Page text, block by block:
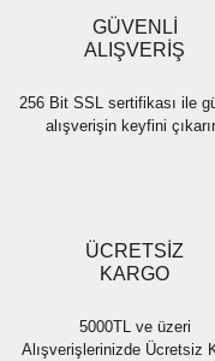
Ürün fiyatı diğer
Bu ürüne benzer farklı
GÜVENLİ
ALIŞVERİŞ
256 Bit SSL sertifikası ile
alışverişin keyfini
ÜCRETSİZ
KARGO
5000TL ve üzeri
Alışverişlerinizde Ücretsiz